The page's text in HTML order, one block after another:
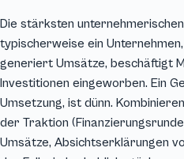
Die stärksten
typischerweise ein
generiert Umsätze, beschäftigt
Investitionen eingeworben. Ein
Umsetzung, ist dünn.
der Traktion
Umsätze, Absichtserklärungen